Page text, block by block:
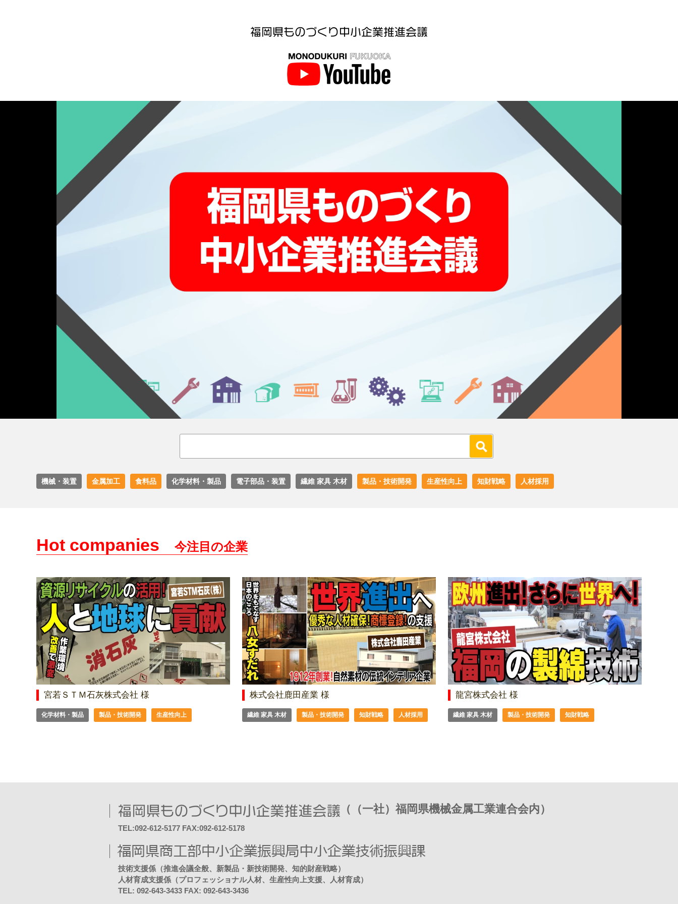
9.01%
機械・装置 金属加工 食料品 化学材料・製品 電子部品・装置 繊維 家具 木材 製品・技術開発 生産性向上 知財戦略 人材採用
Hot companies 今注目の企業
宮若ＳＴＭ石灰株式会社 様
化学材料・製品 製品・技術開発 生産性向上
株式会社鹿田産業 様
繊維 家具 木材 製品・技術開発 知財戦略 人材採用
龍宮株式会社 様
繊維 家具 木材 製品・技術開発 知財戦略
（（一社）福岡県機械金属工業連合会内）
TEL:092-612-5177 FAX:092-612-5178
技術支援係（推進会議全般、新製品・新技術開発、知的財産戦略）
人材育成支援係（プロフェッショナル人材、生産性向上支援、人材育成）
TEL: 092-643-3433 FAX: 092-643-3436